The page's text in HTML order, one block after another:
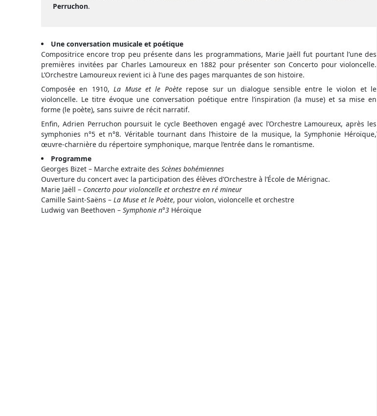
Perruchon.
Une conversation musicale et poétique
Compositrice encore trop peu présente dans les programmations, Marie Jaëll fut pourtant l’une des
premières invitées par Charles Lamoureux en 1882 pour présenter son Concerto pour violoncelle.
L’Orchestre Lamoureux revient ici à l’une des pages marquantes de son histoire.
Composée en 1910,La Muse et le Poèterepose sur un dialogue sensible entre le violon et le
violoncelle. Le titre évoque une conversation poétique entre l’inspiration (la muse) et sa mise en
forme (le poète), sans suivre de récit narratif.
Enfin, Adrien Perruchon poursuit le cycle Beethoven engagé avec l’Orchestre Lamoureux, après les
symphonies n°5 et n°8. Véritable tournant dans l’histoire de la musique, la Symphonie Héroïque,
œuvre-charnière du répertoire symphonique, marque l’entrée dans le romantisme.
Programme
Georges Bizet – Marche extraite des Scènes bohémiennes
Ouverture du concert avec la participation des élèves d’Orchestre à l’École de Mérignac.
Marie Jaëll – Concerto pour violoncelle et orchestre en ré mineur
Camille Saint-Saëns – La Muse et le Poète, pour violon, violoncelle et orchestre
Ludwig van Beethoven – Symphonie n°3 Héroïque